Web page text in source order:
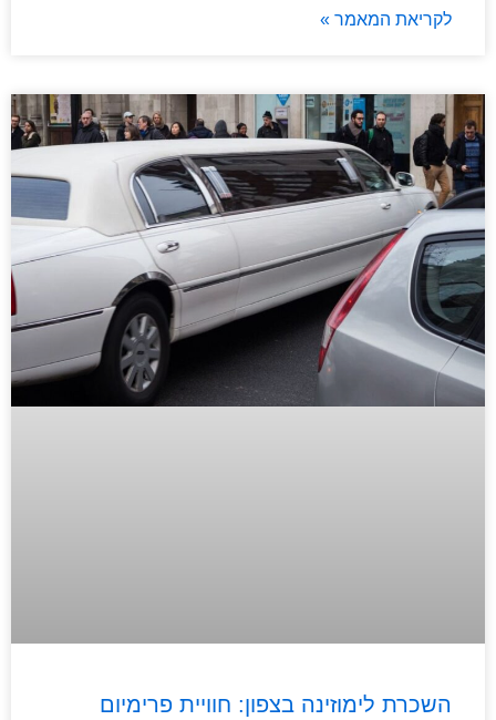
לקריאת המאמר »
השכרת לימוזינה בצפון: חוויית פרימיום